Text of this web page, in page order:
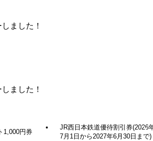
ました！
ました！
1,000円券
JR西日本鉄道優待割引券(2026
7月1日から2027年6月30日まで)